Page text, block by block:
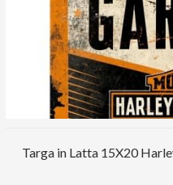
Targa in Latta 15X20